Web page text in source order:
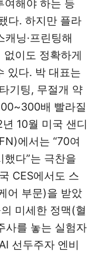
여해야 하는 등
다. 하지만 플라
닝·프린팅해
없이도 정확하게
있다. 박 대표는
기팅, 무절개 약
배 빨라질
10월 미국 샌디
에서는 “70여
다”는 극찬을
CES에서도 스
어 부문)을 받았
미세한 정맥(혈
사를 놓는 실험자
선두주자 엔비